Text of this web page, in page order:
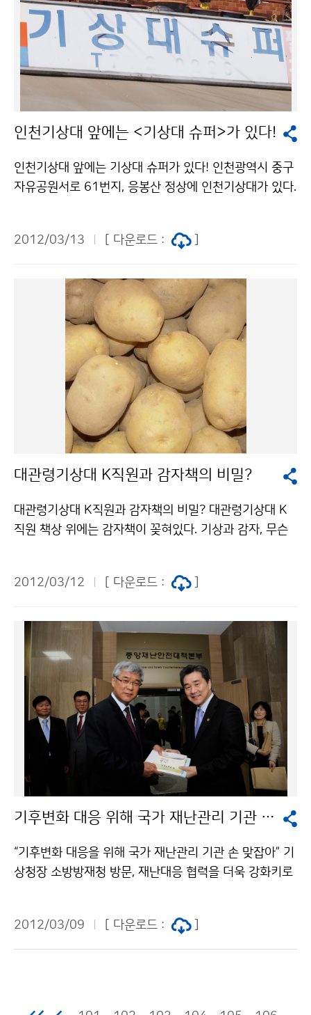
인천기상대 앞에는 <기상대 슈퍼>가 있다!
인천기상대 앞에는 기상대 슈퍼가 있다! 인천광역시 중구
자유공원서로 61번지, 응봉산 정상에 인천기상대가 있다.
응봉산 정상의 현 기상대 청사는 1905년 건립해 107년
눈에 띄는 것이 바로 ´기상대 슈퍼´. 포털사이트의 지도에
도 상호가 표시되는 ´유명한´ 슈퍼다. ´기상대슈퍼´는 19
76년 ´공원가게´라는 이름으로 문을 열었으며, 1983년
부터 이 상호를 사용하고 있다. 100여년의 역사를 가지고
있는 인천기상대가 지역 주민들에게 자부심과 친근감을
주고 있음을 살짝 엿볼 수 있다. 혹시 주위에 또다른 ´기상
대 슈퍼´가 있는지 눈여겨봐야겠다. 기상청 이(가) 창작한
인천기상대 앞에는 <기상대 슈퍼>가 있다! 저작물은 "공
공누리" 출처표시-상업적이용금지 조건에 따라 이용 할
2012/03/13 [ 다운로드 :
대관령기상대 K직원과 감자책의 비밀?
대관령기상대 K직원과 감자책의 비밀? 대관령기상대 K
직원 책상 위에는 감자책이 꽂혀있다. 기상과 감자, 무슨
이 많다. 특히 대관령을 중심으로 감자, 배추, 당근 등 다
영향을 많이 받기 때문에 한해 날씨에 따라 작물의 수확량
과 농가의 일년 수입이 좌우되기도 한다. 고랭지 작물재배
에 있어서 기상정보가 전쟁터에 나간 군인의 총과 같은 매
우 중요한 이유다. 대관령기상대는 고랭지 농업에 특화된
기상서비스인 [고랭지 작물 warning 기상정보]를 올 6
월부터 고랭지 농가와 관련기관에 제공할 예정이다. 기상
청 이(가) 창작한 대관령기상대 K직원과 감자책의 비밀?
저작물은 "공공누리" 출처표시-상업적이용금지 조건에
따라 이용 할 수 있습니다.
2012/03/12 [ 다운로드 :
기후변화 대응 위해 국가 재난관리 기관 손 맞잡아
“기후변화 대응을 위해 국가 재난관리 기관 손 맞잡아” 기
상청장 소방방재청 방문, 재난대응 협력을 더욱 강화키로
나 기후변화에 따른 재난대응을 위한 양 기관의 협력을 더
욱 강화하기로 하였다. 양 기관은 정부중앙청사에 위치한
기관의 상호 협력방안에 대해 논의하였다. 기상청 이(가)
2012/03/09 [ 다운로드 :